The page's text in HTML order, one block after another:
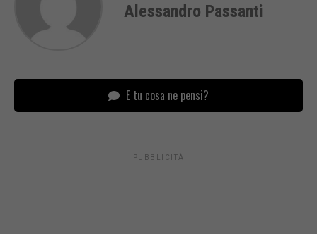
Alessandro Passanti
E tu cosa ne pensi?
PUBBLICITÀ